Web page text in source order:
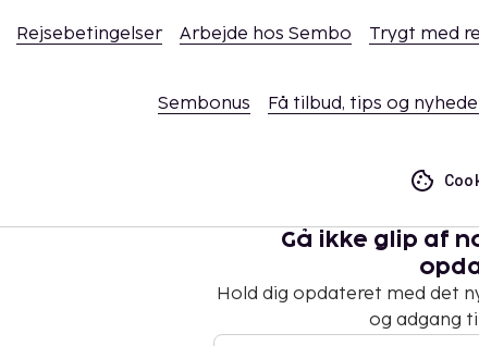
Rejsebetingelser Arbejde hos Sembo Trygt med
Sembonus Få tilbud, tips og
Gå ikke glip af
Hold dig opdateret med det
og adgang